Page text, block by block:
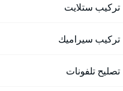
تركيب ستلايت
تركيب سيراميك
تصليح تلفونات